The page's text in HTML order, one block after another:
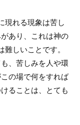
現れる現象は苦し
あり、これは神の
しいことです。
、苦しみを人や環
の場で何をすれば
ることは、とても